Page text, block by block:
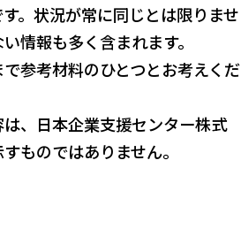
。状況が常に同じとは限りませ
情報も多く含まれます。
で参考材料のひとつとお考えくだ
、日本企業支援センター株式
ものではありません。